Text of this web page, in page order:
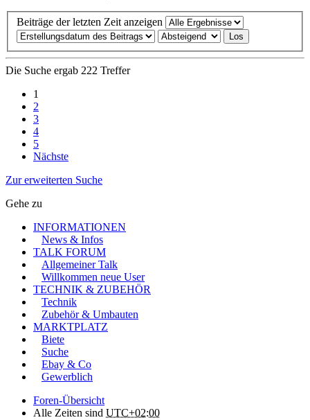
Beiträge der letzten Zeit anzeigen
Die Suche ergab 222 Treffer
1
2
3
4
5
Nächste
Zur erweiterten Suche
Gehe zu
INFORMATIONEN
News & Infos
TALK FORUM
Allgemeiner Talk
Willkommen neue User
TECHNIK & ZUBEHÖR
Technik
Zubehör & Umbauten
MARKTPLATZ
Biete
Suche
Ebay & Co
Gewerblich
Foren-Übersicht
Alle Zeiten sind UTC+02:00